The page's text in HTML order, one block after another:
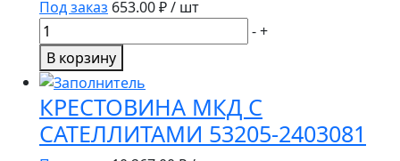
Под заказ 653.00₽ / шт
Количество
товара
ЗЕРКАЛО
ПРОСТОЕ
МЕТАЛЛ
КОРПУС
5320-
-+
В корзину
КРЕСТОВИНА МКД С
САТЕЛЛИТАМИ 53205-2403081